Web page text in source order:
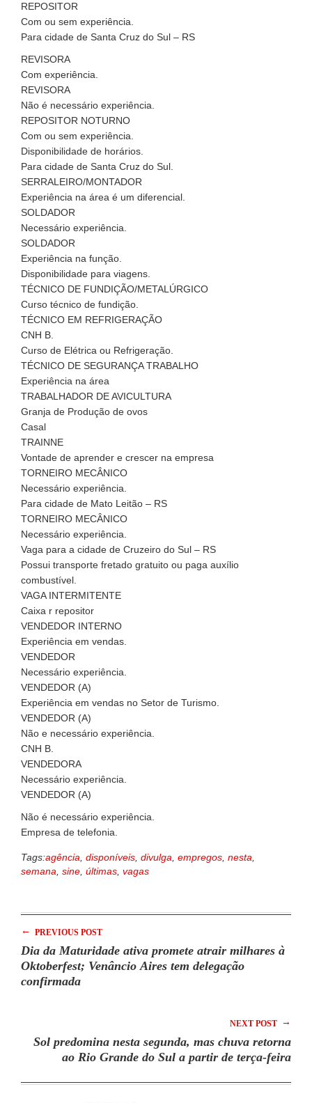
REPOSITOR
Com ou sem experiência.
Para cidade de Santa Cruz do Sul – RS
REVISORA
Com experiência.
REVISORA
Não é necessário experiência.
REPOSITOR NOTURNO
Com ou sem experiência.
Disponibilidade de horários.
Para cidade de Santa Cruz do Sul.
SERRALEIRO/MONTADOR
Experiência na área é um diferencial.
SOLDADOR
Necessário experiência.
SOLDADOR
Experiência na função.
Disponibilidade para viagens.
TÉCNICO DE FUNDIÇÃO/METALÚRGICO
Curso técnico de fundição.
TÉCNICO EM REFRIGERAÇÃO
CNH B.
Curso de Elétrica ou Refrigeração.
TÉCNICO DE SEGURANÇA TRABALHO
Experiência na área
TRABALHADOR DE AVICULTURA
Granja de Produção de ovos
Casal
TRAINNE
Vontade de aprender e crescer na empresa
TORNEIRO MECÂNICO
Necessário experiência.
Para cidade de Mato Leitão – RS
TORNEIRO MECÂNICO
Necessário experiência.
Vaga para a cidade de Cruzeiro do Sul – RS
Possui transporte fretado gratuito ou paga auxílio
combustível.
VAGA INTERMITENTE
Caixa r repositor
VENDEDOR INTERNO
Experiência em vendas.
VENDEDOR
Necessário experiência.
VENDEDOR (A)
Experiência em vendas no Setor de Turismo.
VENDEDOR (A)
Não e necessário experiência.
CNH B.
VENDEDORA
Necessário experiência.
VENDEDOR (A)
Não é necessário experiência.
Empresa de telefonia.
Tags:agência disponíveis divulga empregos nesta
semana sine últimas vagas
← PREVIOUS POST
Dia da Maturidade ativa promete atrair milhares à
Oktoberfest; Venâncio Aires tem delegação
confirmada
NEXT POST →
Sol predomina nesta segunda, mas chuva retorna
ao Rio Grande do Sul a partir de terça-feira